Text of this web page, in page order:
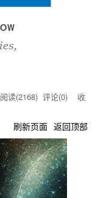
阅读(2168) 评论(0) 收
刷新页面 返回顶部